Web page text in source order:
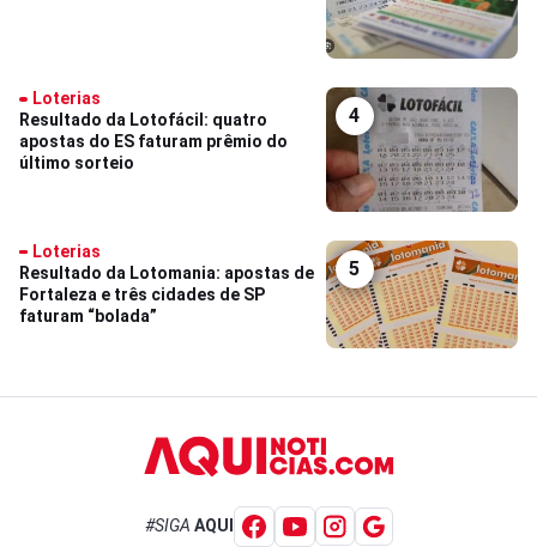
4
Loterias
Resultado da Lotofácil: quatro
apostas do ES faturam prêmio do
último sorteio
5
Loterias
Resultado da Lotomania: apostas de
Fortaleza e três cidades de SP
faturam “bolada”
#SIGA AQUI